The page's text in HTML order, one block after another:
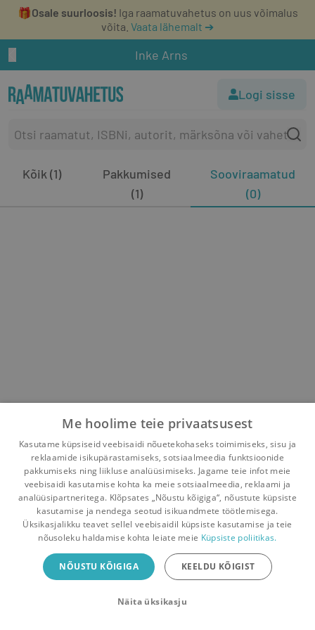
🎁Osale suurloosis! Iga raamatuvahetus on uus võimalus
võita. Vaata lähemalt ➔
Inke Arns
Logi sisse
Kõik (1)
Pakkumised
(1)
Sooviraamatud
(0)
Pealehele Ostukorv Sõnumid Teated Konto
Raamatuvahetuse mobiiliäpp
Vaheta raamatuid veelgi mugavamalt!
Me hoolime teie privaatsusest
Kasutame küpsiseid veebisaidi nõuetekohaseks toimimiseks, sisu ja
reklaamide isikupärastamiseks, sotsiaalmeedia funktsioonide
pakkumiseks ning liikluse analüüsimiseks. Jagame teie infot meie
veebisaidi kasutamise kohta ka meie sotsiaalmeedia, reklaami ja
analüüsipartneritega. Klõpsates „Nõustu kõigiga“, nõustute küpsiste
kasutamise ja nendega seotud isikuandmete töötlemisega.
Üksikasjalikku teavet sellel veebisaidil küpsiste kasutamise ja teie
nõusoleku haldamise kohta leiate meie Küpsiste poliitikas.
NÕUSTU KÕIGIGA KEELDU KÕIGIST
Näita üksikasju